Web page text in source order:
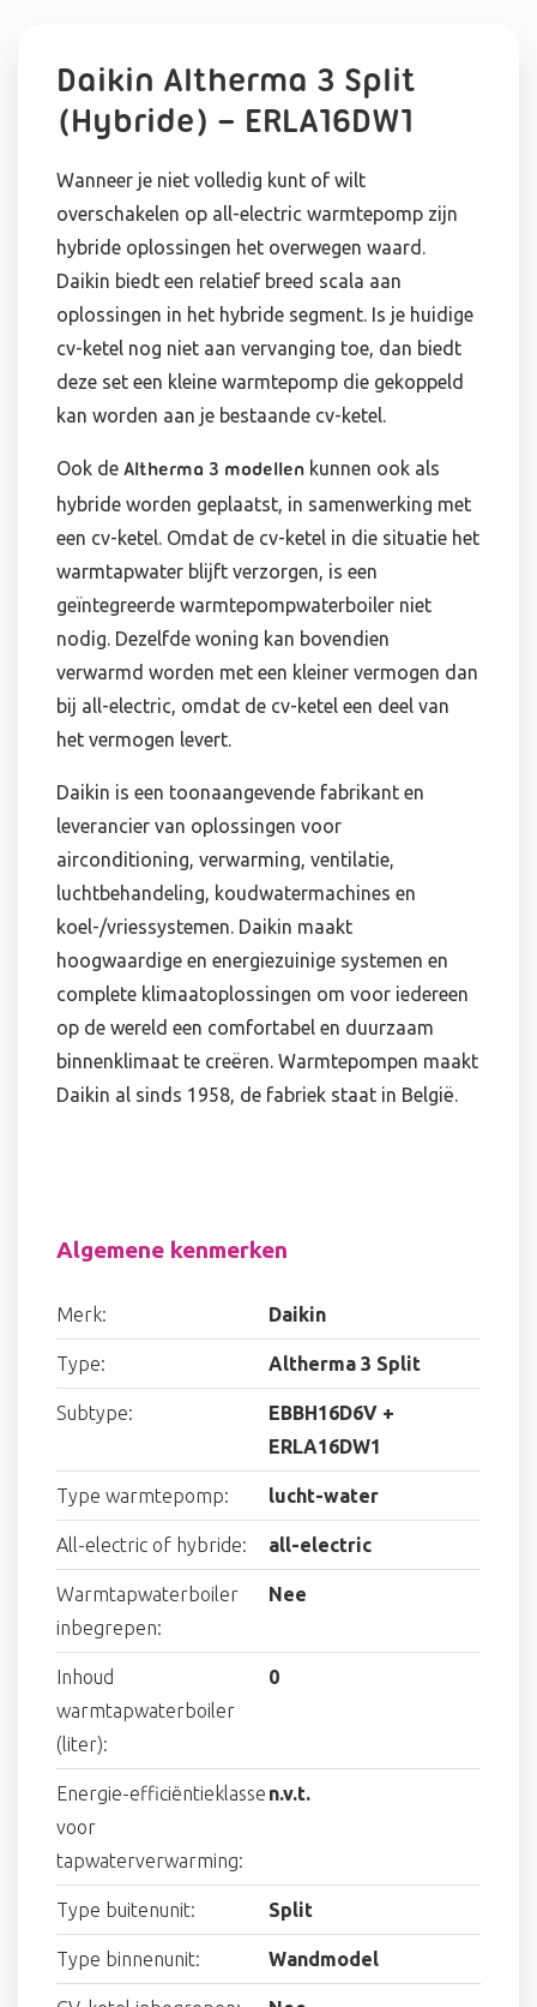
Daikin Altherma 3 Split
(Hybride) – ERLA16DW1
Wanneer je niet volledig kunt of wilt
overschakelen op all-electric warmtepomp zijn
hybride oplossingen het overwegen waard.
Daikin biedt een relatief breed scala aan
oplossingen in het hybride segment. Is je huidige
cv-ketel nog niet aan vervanging toe, dan biedt
deze set een kleine warmtepomp die gekoppeld
kan worden aan je bestaande cv-ketel.
Ook de Altherma 3 modellen kunnen ook als
hybride worden geplaatst, in samenwerking met
een cv-ketel. Omdat de cv-ketel in die situatie het
warmtapwater blijft verzorgen, is een
geïntegreerde warmtepompwaterboiler niet
nodig. Dezelfde woning kan bovendien
verwarmd worden met een kleiner vermogen dan
bij all-electric, omdat de cv-ketel een deel van
het vermogen levert.
Daikin is een toonaangevende fabrikant en
leverancier van oplossingen voor
airconditioning, verwarming, ventilatie,
luchtbehandeling, koudwatermachines en
koel-/vriessystemen. Daikin maakt
hoogwaardige en energiezuinige systemen en
complete klimaatoplossingen om voor iedereen
op de wereld een comfortabel en duurzaam
binnenklimaat te creëren. Warmtepompen maakt
Daikin al sinds 1958, de fabriek staat in België.
Algemene kenmerken
Merk: Daikin
Type: Altherma 3 Split
Subtype:
EBBH16D6V +
ERLA16DW1
Type warmtepomp: lucht-water
All-electric of hybride: all-electric
Warmtapwaterboiler
inbegrepen:
Nee
Inhoud
warmtapwaterboiler
(liter):
0
Energie-efficiëntieklasse
voor
tapwaterverwarming:
n.v.t.
Type buitenunit: Split
Type binnenunit: Wandmodel